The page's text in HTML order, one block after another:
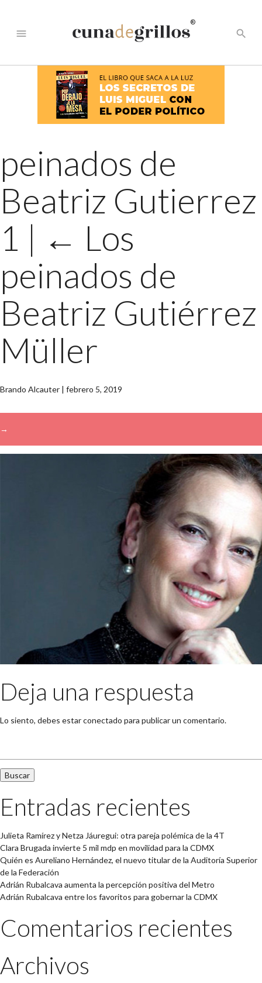
menu
®
search
peinados de
Beatriz Gutierrez
1 | ← Los
peinados de
Beatriz Gutiérrez
Müller
Brando Alcauter | febrero 5, 2019
→
Deja una respuesta
Lo siento, debes estarconectado para publicar un comentario.
Entradas recientes
Julieta Ramírez y Netza Jáuregui: otra pareja polémica de la 4T
Clara Brugada invierte 5 mil mdp en movilidad para la CDMX
Quién es Aureliano Hernández, el nuevo titular de la Auditoría Superior
de la Federación
Adrián Rubalcava aumenta la percepción positiva del Metro
Adrián Rubalcava entre los favoritos para gobernar la CDMX
Comentarios recientes
Archivos